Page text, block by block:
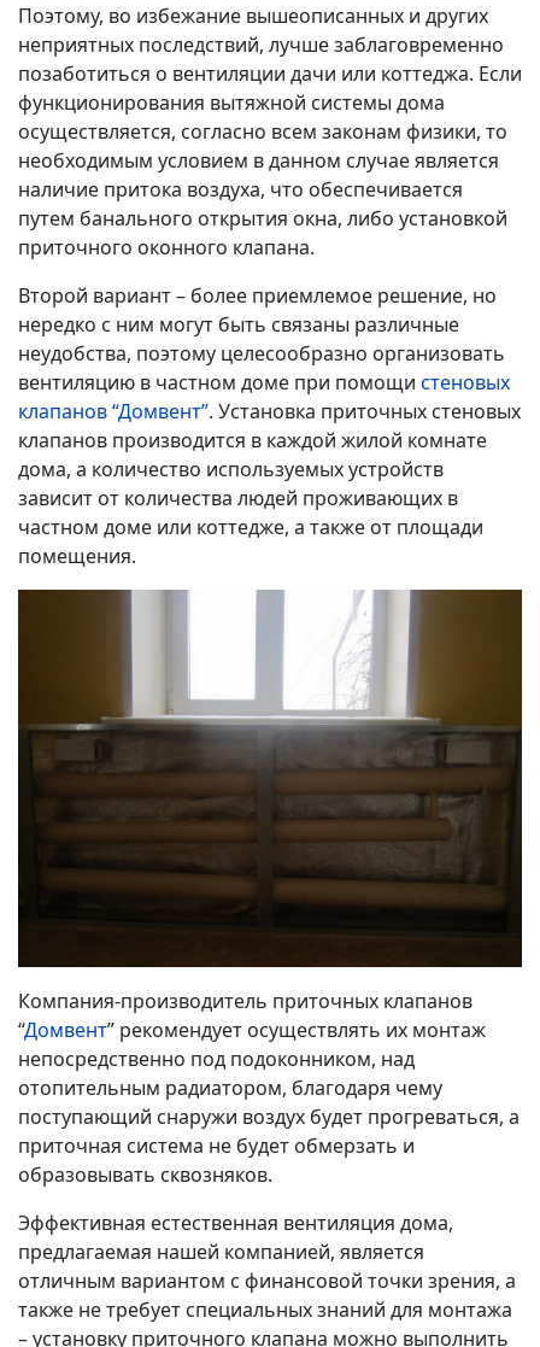
Поэтому, во избежание вышеописанных и других
неприятных последствий, лучше заблаговременно
позаботиться о вентиляции дачи или коттеджа. Если
функционирования вытяжной системы дома
осуществляется, согласно всем законам физики, то
необходимым условием в данном случае является
наличие притока воздуха, что обеспечивается
путем банального открытия окна, либо установкой
приточного оконного клапана.
Второй вариант – более приемлемое решение, но
нередко с ним могут быть связаны различные
неудобства, поэтому целесообразно организовать
вентиляцию в частном доме при помощи стеновых
клапанов “Домвент”. Установка приточных стеновых
клапанов производится в каждой жилой комнате
дома, а количество используемых устройств
зависит от количества людей проживающих в
частном доме или коттедже, а также от площади
помещения.
Компания-производитель приточных клапанов
“Домвент” рекомендует осуществлять их монтаж
непосредственно под подоконником, над
отопительным радиатором, благодаря чему
поступающий снаружи воздух будет прогреваться, а
приточная система не будет обмерзать и
образовывать сквозняков.
Эффективная естественная вентиляция дома,
предлагаемая нашей компанией, является
отличным вариантом с финансовой точки зрения, а
также не требует специальных знаний для монтажа
– установку приточного клапана можно выполнить